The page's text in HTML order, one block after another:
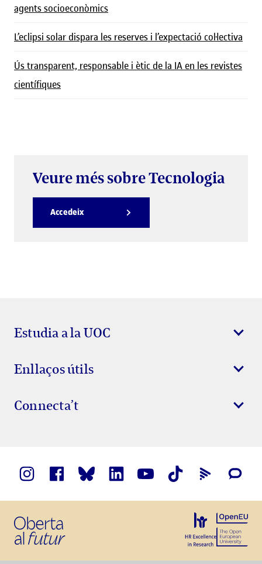
agents socioeconòmics
L’eclipsi solar dispara les reserves i l’expectació col·lectiva
Ús transparent, responsable i ètic de la IA en les revistes
científiques
Veure més sobre Tecnologia
Accedeix
Estudia a la UOC
Enllaços útils
Connecta’t